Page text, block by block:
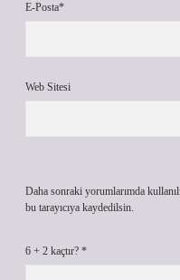
E-Posta*
Web Sitesi
Daha sonraki yorumlarımda
bu tarayıcıya kaydedilsin.
6 + 2 kaçtır? *